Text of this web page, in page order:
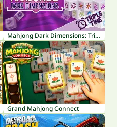
Mahjong Dark Dimensions: Triple Time
Grand Mahjong Connect